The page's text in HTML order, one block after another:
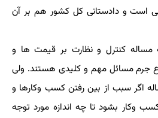
است و دادستانی کل کشور هم بر آن
کنترل و نظارت بر قیمت ها و
جرم مسائل مهم و کلیدی هستند. ولی
اگر سبب از بین رفتن کسب وکارها و
وکار بشود تا چه اندازه مورد توجه